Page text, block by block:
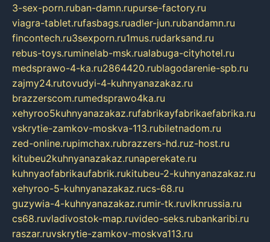
3-sex-porn.ruban-damn.rupurse-factory.ru
viagra-tablet.rufasbags.ruadler-jun.rubandamn.ru
fincontech.ru3sexporn.ru1mus.rudarksand.ru
rebus-toys.ruminelab-msk.rualabuga-cityhotel.ru
medsprawo-4-ka.ru2864420.rublagodarenie-spb.ru
zajmy24.rutovudyi-4-kuhnyanazakaz.ru
brazzerscom.rumedsprawo4ka.ru
xehyroo5kuhnyanazakaz.rufabrikayfabrikaefabrika.ru
vskrytie-zamkov-moskva-113.rubiletnadom.ru
zed-online.rupimchax.rubrazzers-hd.ruz-host.ru
kitubeu2kuhnyanazakaz.runaperekate.ru
kuhnyaofabrikaufabrik.rukitubeu-2-kuhnyanazakaz.ru
xehyroo-5-kuhnyanazakaz.rucs-68.ru
guzywia-4-kuhnyanazakaz.rumir-tk.ruvlknrussia.ru
cs68.ruvladivostok-map.ruvideo-seks.rubankaribi.ru
raszar.ruvskrytie-zamkov-moskva113.ru